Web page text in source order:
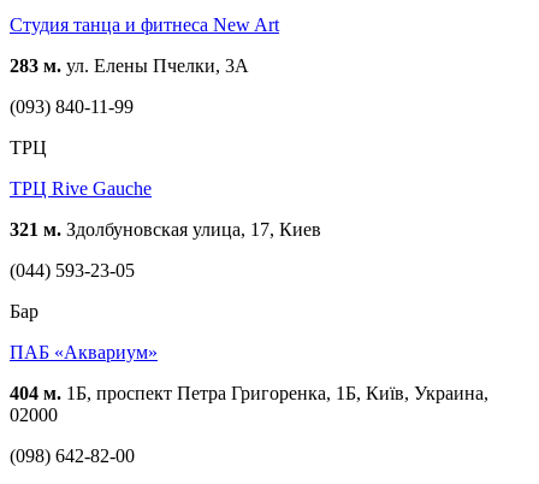
Студия танца и фитнеса New Art
283 м. ул. Елены Пчелки, 3А
(093) 840-11-99
ТРЦ
ТРЦ Rive Gauche
321 м. Здолбуновская улица, 17, Киев
(044) 593-23-05
Бар
ПАБ «Аквариум»
404 м. 1Б, проспект Петра Григоренка, 1Б, Київ, Украина,
02000
(098) 642-82-00